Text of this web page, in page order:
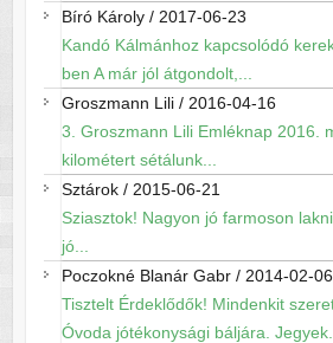
Bíró Károly/ 2017-06-23
Kandó Kálmánhoz kapcsolódó
ben A már jól átgondolt,...
Groszmann Lili/ 2016-04-16
3. Groszmann Lili Emléknap 2016.
kilométert sétálunk...
Sztárok/ 2015-06-21
Sziasztok! Nagyon jó farmoson
jó...
Poczokné Blanár Gabr/ 2014-02-06
Tisztelt Érdeklődők! Mindenkit
Óvoda jótékonysági báljára. Jegyek...